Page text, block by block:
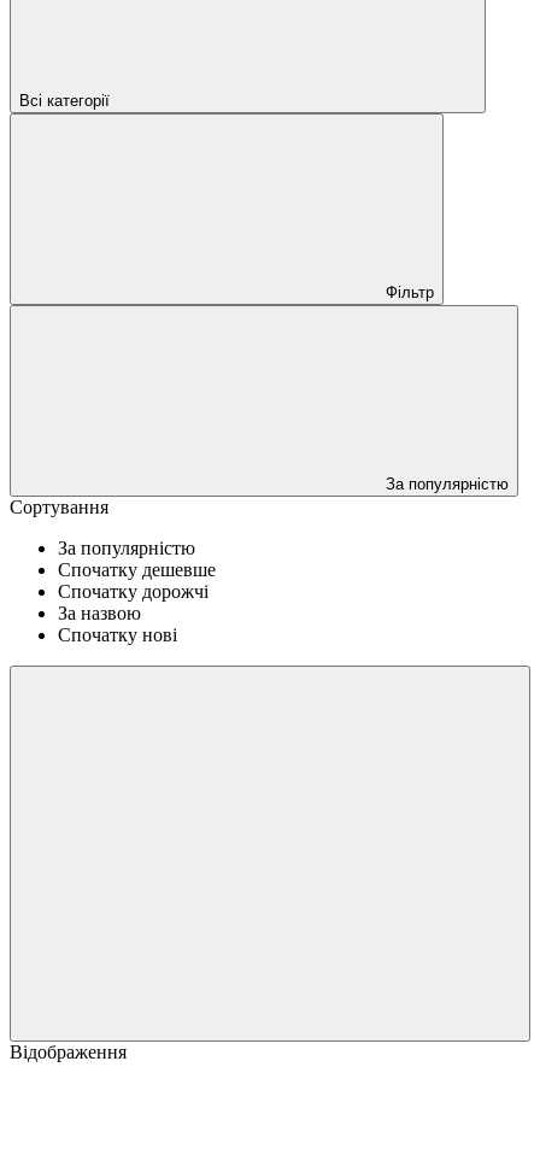
Всі категорії
Фільтр
За популярністю
Сортування
За популярністю
Спочатку дешевше
Спочатку дорожчі
За назвою
Спочатку нові
Відображення